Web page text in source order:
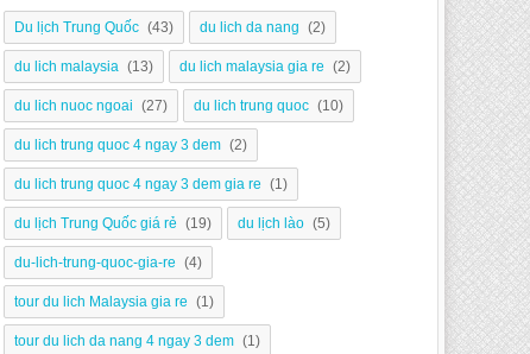
Du lịch Trung Quốc (43) du lich da nang (2)
du lich malaysia (13) du lich malaysia gia re (2)
du lich nuoc ngoai (27) du lich trung quoc (10)
du lich trung quoc 4 ngay 3 dem (2)
du lich trung quoc 4 ngay 3 dem gia re (1)
du lịch Trung Quốc giá rẻ (19) du lịch lào (5)
du-lich-trung-quoc-gia-re (4)
tour du lich Malaysia gia re (1)
tour du lich da nang 4 ngay 3 dem (1)